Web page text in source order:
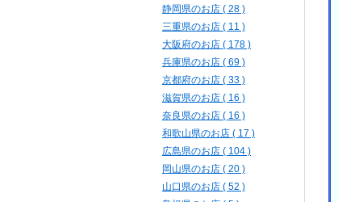
静岡県のお店 ( 28 )
三重県のお店 ( 11 )
大阪府のお店 ( 178 )
兵庫県のお店 ( 69 )
京都府のお店 ( 33 )
滋賀県のお店 ( 16 )
奈良県のお店 ( 16 )
和歌山県のお店 ( 17 )
広島県のお店 ( 104 )
岡山県のお店 ( 20 )
山口県のお店 ( 52 )